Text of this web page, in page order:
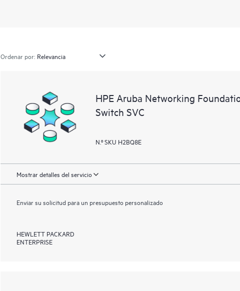
Ordenar por:
HPE Aruba Networking
Switch SVC
N.º SKU H2BQ8E
Mostrar detalles del servicio
Enviar su solicitud para un presupuesto personalizado
HEWLETT PACKARD
ENTERPRISE